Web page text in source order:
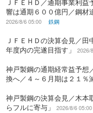
ＪＦＥＨＤ／通期事業利
響は通期６００億円／鋼材
2026/8/6 05:00 鉄鋼
ＪＦＥＨＤの決算会見／
年度内の完遂目指す」
2026/
神戸製鋼の通期経常益予想
換へ／４～６月期は２１％
神戸製鋼の決算会見／木本
らフルに寄与」
2026/8/6 05:00